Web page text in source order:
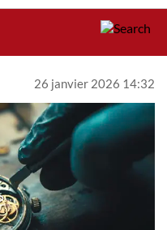
26 janvier 2026 14:32